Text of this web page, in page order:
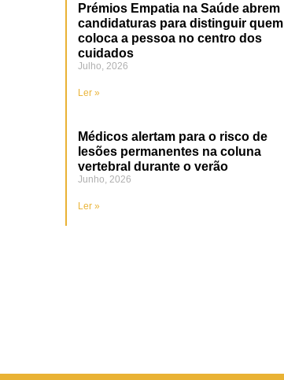
Prémios Empatia na Saúde abrem
candidaturas para distinguir quem
coloca a pessoa no centro dos
cuidados
Julho, 2026
Ler »
Médicos alertam para o risco de
lesões permanentes na coluna
vertebral durante o verão
Junho, 2026
Ler »